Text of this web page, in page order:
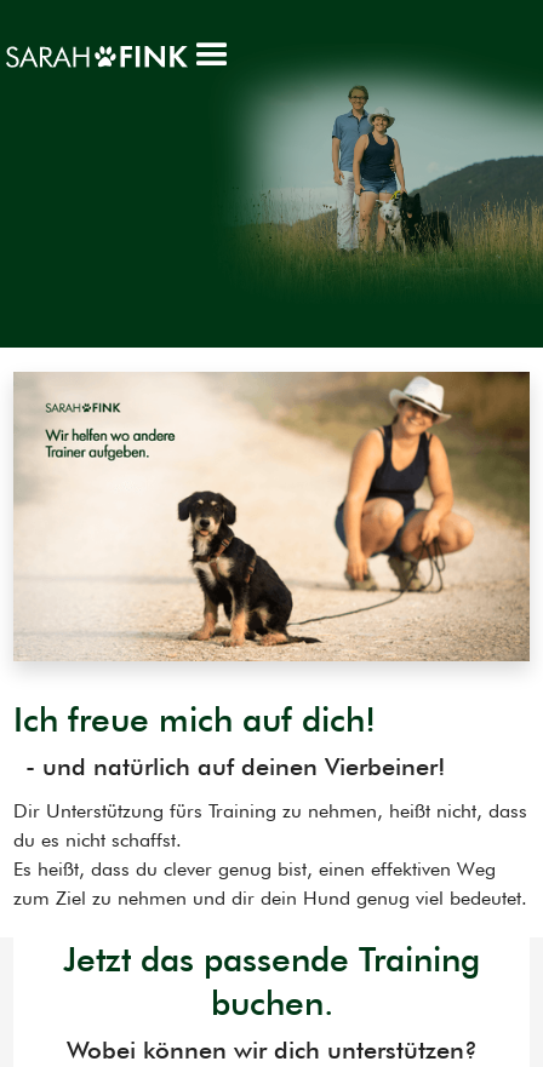
SCHREIB UNS GERNE!
Kontakt
Ich freue mich auf dich!
- und natürlich auf deinen Vierbeiner!
Dir Unterstützung fürs Training zu nehmen, heißt nicht, dass
du es nicht schaffst.
Es heißt, dass du clever genug bist, einen effektiven Weg
zum Ziel zu nehmen und dir dein Hund genug viel bedeutet.
Jetzt das passende Training
buchen.
Wobei können wir dich unterstützen?